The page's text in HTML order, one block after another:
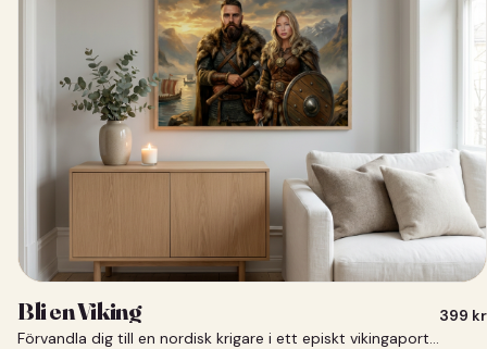
Bli en Viking
Förvandla dig till en nordisk krigare i ett episkt vikingaporträtt.
399 kr